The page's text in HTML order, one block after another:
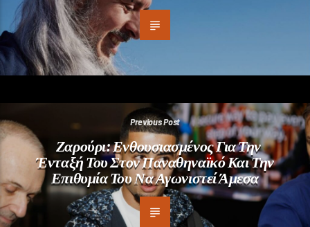
Previous Post
Ζαρούρι: Ενθουσιασμένος Για Την
Ένταξή Του Στον Παναθηναϊκό Και Την
Επιθυμία Του Να Αγωνιστεί Άμεσα